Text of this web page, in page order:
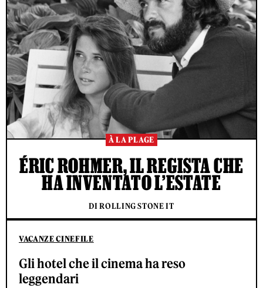
VACANZE CINEFILE
Gli hotel che il cinema ha reso
leggendari
À LA PLAGE
ÉRIC ROHMER, IL REGISTA CHE
HA INVENTATO L’ESTATE
DI ROLLING STONE IT